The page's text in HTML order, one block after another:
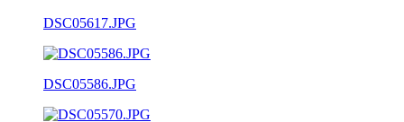
DSC05617.JPG
DSC05586.JPG